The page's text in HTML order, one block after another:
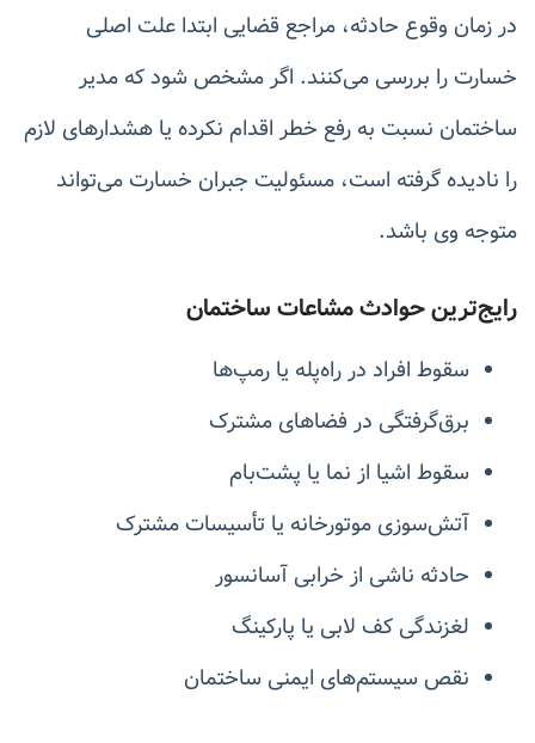
در زمان وقوع حادثه، مراجع قضایی ابتدا علت اصلی
خسارت را بررسی می‌کنند. اگر مشخص شود که مدیر
ساختمان نسبت به رفع خطر اقدام نکرده یا هشدارهای لازم
را نادیده گرفته است، مسئولیت جبران خسارت می‌تواند
متوجه وی باشد.
رایج‌ترین حوادث مشاعات ساختمان
سقوط افراد در راه‌پله یا رمپ‌ها
برق‌گرفتگی در فضاهای مشترک
سقوط اشیا از نما یا پشت‌بام
آتش‌سوزی موتورخانه یا تأسیسات مشترک
حادثه ناشی از خرابی آسانسور
لغزندگی کف لابی یا پارکینگ
نقص سیستم‌های ایمنی ساختمان